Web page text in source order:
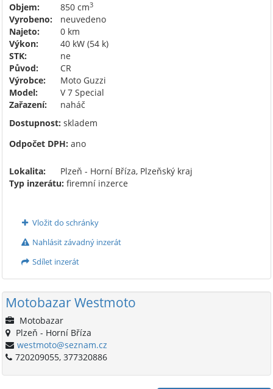
Objem: 850 cm3
Vyrobeno:
neuvedeno
Najeto:
0 km
Výkon:
40 kW (54 k)
STK:
ne
Původ:
CR
Výrobce:
Moto Guzzi
Model:
V 7 Special
Zařazení:
naháč
Dostupnost: skladem
Odpočet DPH: ano
Lokalita:
Plzeň - Horní Bříza, Plzeňský kraj
Typ inzerátu: firemní inzerce
Vložit do schránky
Nahlásit závadný inzerát
Sdílet inzerát
Motobazar Westmoto
Motobazar
Plzeň - Horní Bříza
westmoto@seznam.cz
720209055, 377320886